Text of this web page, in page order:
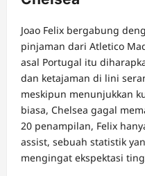
Joao Felix bergabung
pinjaman dari Atletico
asal Portugal itu
dan ketajaman di lini
meskipun menunjukkan
biasa, Chelsea gagal
20 penampilan, Felix
assist, sebuah statistik
mengingat ekspektasi